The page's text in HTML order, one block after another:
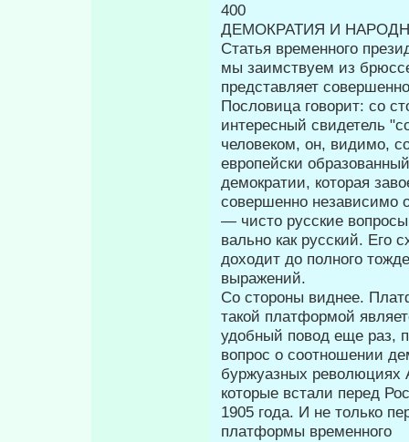
400
ДЕМОКРАТИЯ И
Статья временного
мы за­имствуем из
представляет
Пословица говорит: со
интересный свидетель
человеком, он, видимо,
европейски
демократии, которая
совершенно независимо
— чисто русские
вально как русский. Его
доходит до полного
выражений.
Со стороны виднее.
такой платформой
удобный повод еще раз,
вопрос о соотношении
буржуазных революциях
которые встали перед
1905 года. И не только
платформы временного